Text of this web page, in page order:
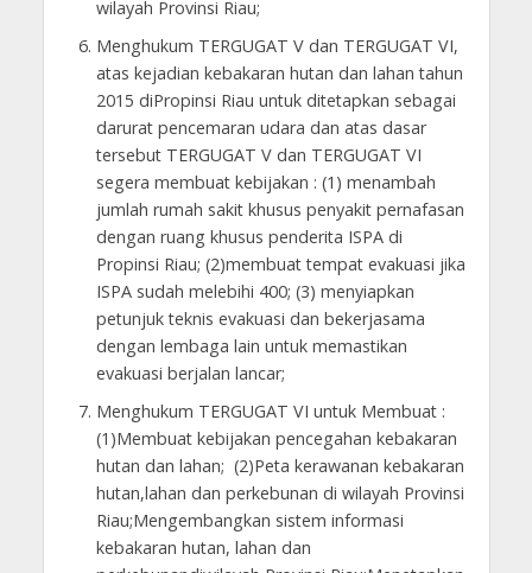
wilayah Provinsi Riau;
Menghukum TERGUGAT V dan TERGUGAT VI,
atas kejadian kebakaran hutan dan lahan tahun
2015 diPropinsi Riau untuk ditetapkan sebagai
darurat pencemaran udara dan atas dasar
tersebut TERGUGAT V dan TERGUGAT VI
segera membuat kebijakan : (1) menambah
jumlah rumah sakit khusus penyakit pernafasan
dengan ruang khusus penderita ISPA di
Propinsi Riau; (2)membuat tempat evakuasi jika
ISPA sudah melebihi 400; (3) menyiapkan
petunjuk teknis evakuasi dan bekerjasama
dengan lembaga lain untuk memastikan
evakuasi berjalan lancar;
Menghukum TERGUGAT VI untuk Membuat :
(1)Membuat kebijakan pencegahan kebakaran
hutan dan lahan; (2)Peta kerawanan kebakaran
hutan,lahan dan perkebunan di wilayah Provinsi
Riau;Mengembangkan sistem informasi
kebakaran hutan, lahan dan